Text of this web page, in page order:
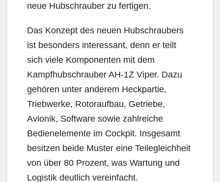
neue Hubschrauber zu fertigen.
Das Konzept des neuen Hubschraubers
ist besonders interessant, denn er teilt
sich viele Komponenten mit dem
Kampfhubschrauber AH-1Z Viper. Dazu
gehören unter anderem Heckpartie,
Triebwerke, Rotoraufbau, Getriebe,
Avionik, Software sowie zahlreiche
Bedienelemente im Cockpit. Insgesamt
besitzen beide Muster eine Teilegleichheit
von über 80 Prozent, was Wartung und
Logistik deutlich vereinfacht.